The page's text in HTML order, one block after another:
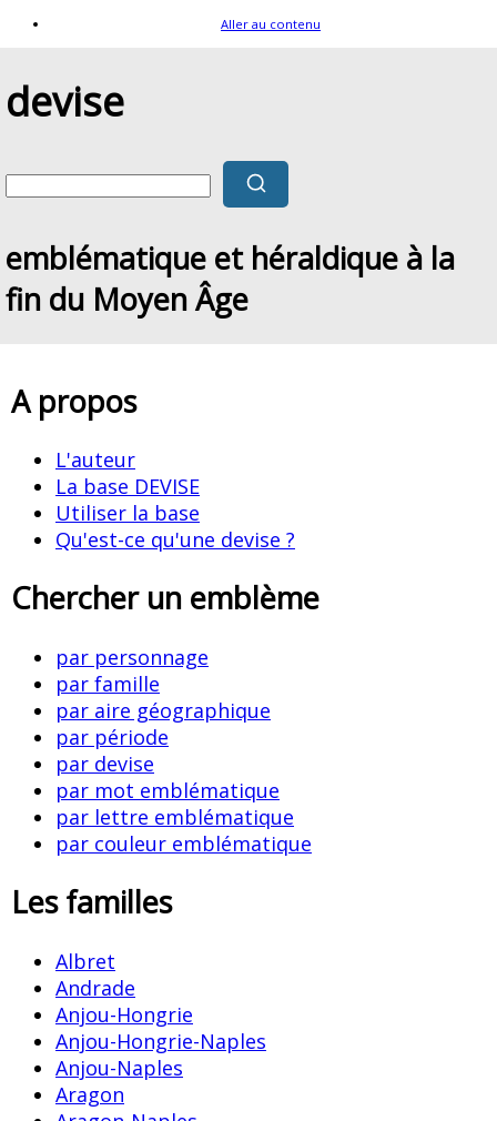
Aller au contenu
devise
emblématique et héraldique à la
fin du Moyen Âge
A propos
L'auteur
La base DEVISE
Utiliser la base
Qu'est-ce qu'une devise ?
Chercher un emblème
par personnage
par famille
par aire géographique
par période
par devise
par mot emblématique
par lettre emblématique
par couleur emblématique
Les familles
Albret
Andrade
Anjou-Hongrie
Anjou-Hongrie-Naples
Anjou-Naples
Aragon